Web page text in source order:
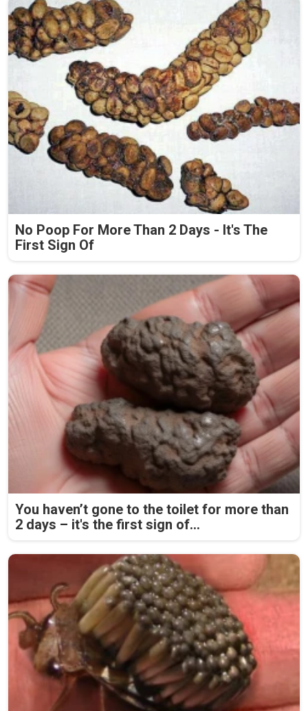
No Poop For More Than 2 Days - It's The
First Sign Of
You haven’t gone to the toilet for more than
2 days – it's the first sign of...